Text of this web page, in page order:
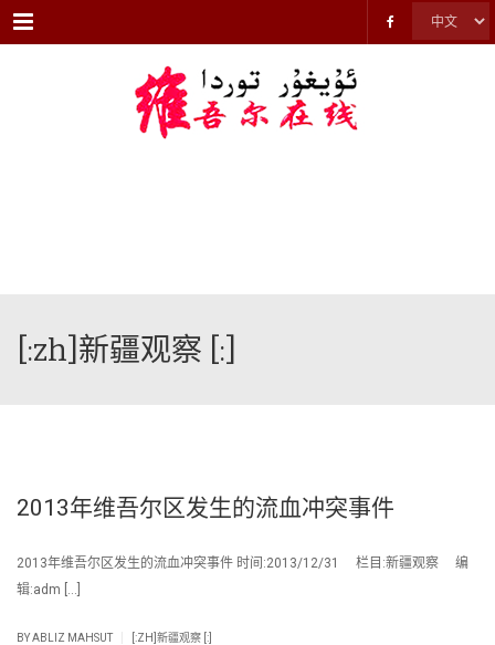
Menu
[:zh]新疆观察 [:]
2013年维吾尔区发生的流血冲突事件
2013年维吾尔区发生的流血冲突事件 时间:2013/12/31 栏目:新疆观察 编
辑:adm […]
BYABLIZ MAHSUT [:ZH]新疆观察 [:]